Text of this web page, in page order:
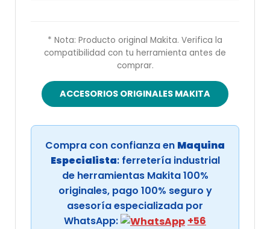
* Nota: Producto original Makita. Verifica la
compatibilidad con tu herramienta antes de
comprar.
ACCESORIOS ORIGINALES MAKITA
Compra con confianza en Maquina
Especialista: ferretería industrial
de herramientas Makita 100%
originales, pago 100% seguro y
asesoría especializada por
WhatsApp:
+56